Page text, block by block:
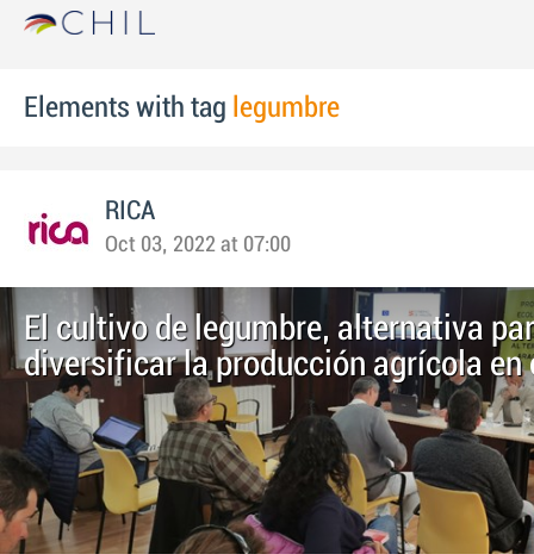
Elements with tag legumbre
RICA
Oct 03, 2022 at 07:00
El cultivo de legumbre, alternativa
diversificar la producción agrícola en